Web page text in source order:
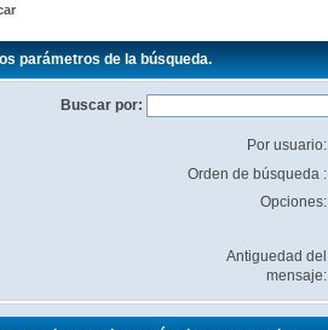
parámetros de la búsqueda.
Buscar por:
Por usuario:
Orden de búsqueda :
Opciones:
Antiguedad del
mensaje: